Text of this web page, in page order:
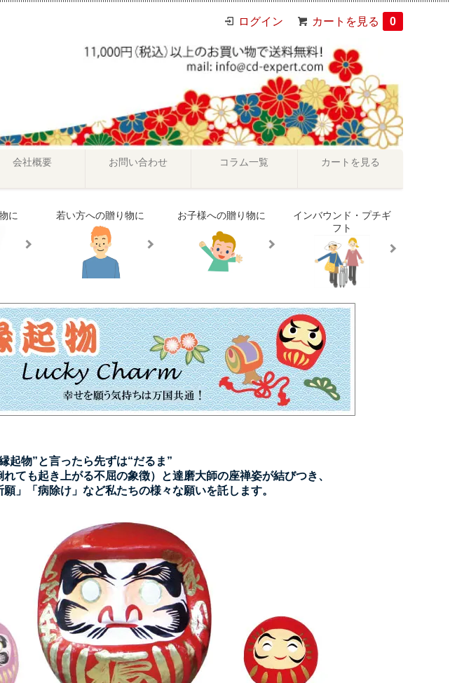
ログイン カートを見る 0
会社概要 お問い合わせ コラム一覧 カートを見る
に 若い方への贈り物に お子様への贈り物に
インバウンド・プチギ
フト
起物”と言ったら先ずは“だるま”
れても起き上がる不屈の象徴）と達磨大師の座禅姿が結びつき、
願」「病除け」など私たちの様々な願いを託します。